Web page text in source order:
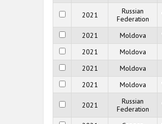
2021
Russian
Federation
2021 Moldova
2021
Moldova
2021
Moldova
2021
Moldova
2021
Russian
Federation